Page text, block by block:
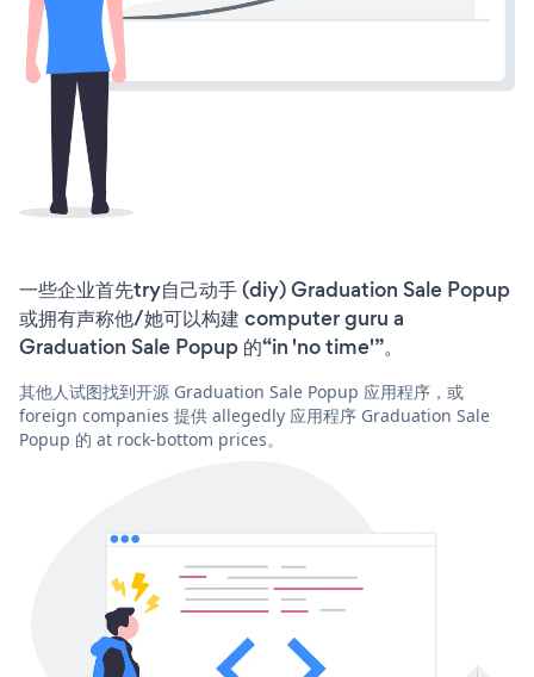
一些企业首先try自己动手 (diy) Graduation Sale Popup
或拥有声称他/她可以构建 computer guru a
Graduation Sale Popup 的“in 'no time'”。
其他人试图找到开源 Graduation Sale Popup 应用程序，或
foreign companies 提供 allegedly 应用程序 Graduation Sale
Popup 的 at rock-bottom prices。